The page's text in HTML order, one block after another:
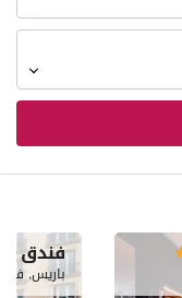
فندق
باريس,